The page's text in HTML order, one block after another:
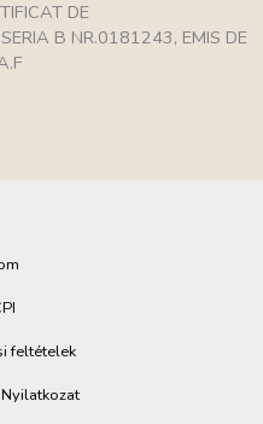
DE
B NR.0181243, EMIS DE
feltételek